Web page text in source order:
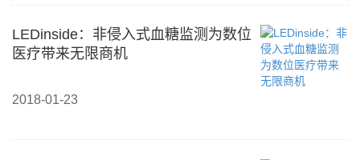
LEDinside：非侵入式血糖监测为数位
医疗带来无限商机
2018-01-23